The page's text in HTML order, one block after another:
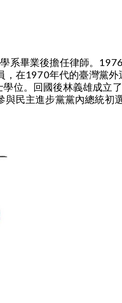
系畢業後擔任律師。
，在1970年代的臺灣黨外
位。回國後林義雄成立
民主進步黨黨內總統初